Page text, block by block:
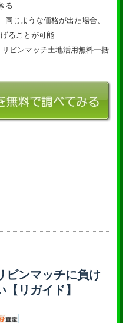
る
じような価格が出た場合、
ることが可能
ビンマッチ土地活用無料一括
ビンマッチに負け
リガイド】